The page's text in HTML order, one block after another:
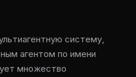
систему,
агентом по имени
множество